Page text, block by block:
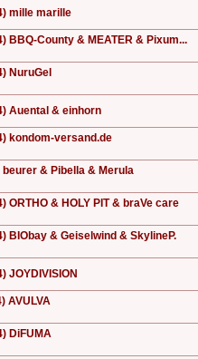
mille marille
BBQ-County & MEATER & Pixum...
NuruGel
Auental & einhorn
kondom-versand.de
& Pibella & Merula
ORTHO & HOLY PIT & braVe care
BIObay & Geiselwind & SkylineP.
JOYDIVISION
AVULVA
DiFUMA